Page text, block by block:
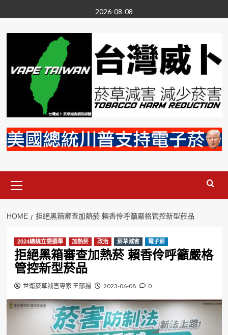
to
content
2026-08-08
Menu
HOME 拒絕黑箱審查加熱菸 賴香伶呼籲嚴格管控新型菸品
2024總統立委選舉 加熱菸 政治 菸草減害 電子菸
拒絕黑箱審查加熱菸 賴香伶呼籲嚴格
管控新型菸品
世衛菸草減害專家 王郁揚 2023-06-08 0